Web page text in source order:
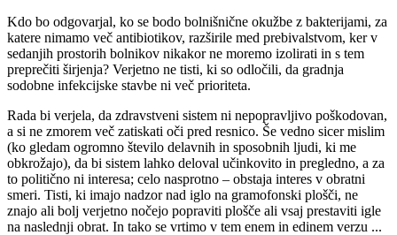
Kdo bo odgovarjal, ko se bodo bolnišnične okužbe z bakterijami, za
katere nimamo več antibiotikov, razširile med prebivalstvom, ker v
sedanjih prostorih bolnikov nikakor ne moremo izolirati in s tem
preprečiti širjenja? Verjetno ne tisti, ki so odločili, da gradnja
sodobne infekcijske stavbe ni več prioriteta.
Rada bi verjela, da zdravstveni sistem ni nepopravljivo poškodovan,
a si ne zmorem več zatiskati oči pred resnico. Še vedno sicer mislim
(ko gledam ogromno število delavnih in sposobnih ljudi, ki me
obkrožajo), da bi sistem lahko deloval učinkovito in pregledno, a za
to politično ni interesa; celo nasprotno – obstaja interes v obratni
smeri. Tisti, ki imajo nadzor nad iglo na gramofonski plošči, ne
znajo ali bolj verjetno nočejo popraviti plošče ali vsaj prestaviti igle
na naslednji obrat. In tako se vrtimo v tem enem in edinem verzu ...